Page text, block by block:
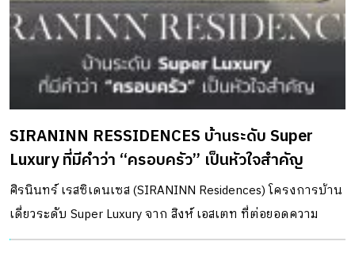
SIRANINN RESSIDENCES บ้านระดับ Super
Luxury ที่มีคำว่า “ครอบครัว” เป็นหัวใจสำคัญ
ศิรนินทร์ เรสซิเดนเซส (SIRANINN Residences) โครงการบ้าน
เดี่ยวระดับ Super Luxury จาก สิงห์ เอสเตท ที่ต่อยอดความ
สำเร็จจากโครงการแฟล็กชิพ สันติบุรี เดอะ เรสซิเดนเซส